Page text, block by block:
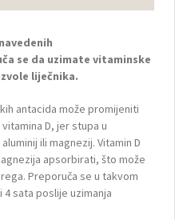
se da uzimate vitaminske
liječnika.
antacida može promijeniti
D, jer stupa u
ili magnezij. Vitamin D
apsorbirati, što može
Preporuča se u takvom
4 sata poslije uzimanja